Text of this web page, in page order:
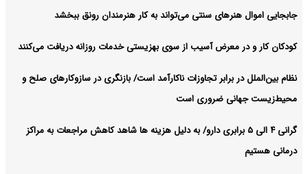
جابجایی اموال هنرهای سنتی می‌تواند به کار هنرمندان رونق ببخشد
کودکان کار و در معرض آسیب از سوی بهزیستی خدمات روزانه دریافت می‌کنند
نظام بین‌الملل در برابر تجاوزات ناکارآمد است/ بازنگری در سازوکارهای صلح و
محیط‌زیست جهانی ضروری است
گرانی ۴ الی ۵ برابری دارو/ به دلیل هزینه ها شاهد کاهش مراجعات به مراکز
درمانی هستیم